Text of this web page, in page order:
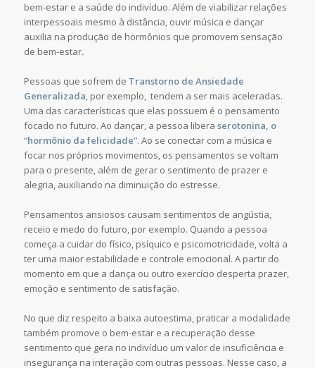
bem-estar e a saúde do indivíduo. Além de viabilizar relações
interpessoais mesmo à distância, ouvir música e dançar
auxilia na produção de hormônios que promovem sensação
de bem-estar.
Pessoas que sofrem de Transtorno de Ansiedade
Generalizada, por exemplo, tendem a ser mais aceleradas.
Uma das características que elas possuem é o pensamento
focado no futuro. Ao dançar, a pessoa libera serotonina, o
“hormônio da felicidade”. Ao se conectar com a música e
focar nos próprios movimentos, os pensamentos se voltam
para o presente, além de gerar o sentimento de prazer e
alegria, auxiliando na diminuição do estresse.
Pensamentos ansiosos causam sentimentos de angústia,
receio e medo do futuro, por exemplo. Quando a pessoa
começa a cuidar do físico, psíquico e psicomotricidade, volta a
ter uma maior estabilidade e controle emocional. A partir do
momento em que a dança ou outro exercício desperta prazer,
emoção e sentimento de satisfação.
No que diz respeito a baixa autoestima, praticar a modalidade
também promove o bem-estar e a recuperação desse
sentimento que gera no indivíduo um valor de insuficiência e
insegurança na interação com outras pessoas. Nesse caso, a